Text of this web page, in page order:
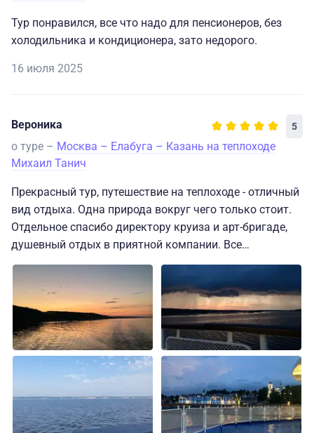
Тур понравился, все что надо для пенсионеров, без
холодильника и кондиционера, зато недорого.
16 июля 2025
Вероника 5
о туре – Москва – Елабуга – Казань на теплоходе
Михаил Танич
Прекрасный тур, путешествие на теплоходе - отличный
вид отдыха. Одна природа вокруг чего только стоит.
Отдельное спасибо директору круиза и арт-бригаде,
душевный отдых в приятной компании. Все
организовано на высшем уровне (несмотря на то, что
теплоход Михаил Танич идет как эконом). Остались
довольны поездкой, море положительных эмоций.